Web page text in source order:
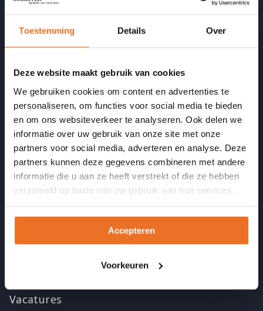
Toestemming Details Over
Deze website maakt gebruik van cookies
We gebruiken cookies om content en advertenties te
personaliseren, om functies voor social media te bieden
en om ons websiteverkeer te analyseren. Ook delen we
informatie over uw gebruik van onze site met onze
partners voor social media, adverteren en analyse. Deze
partners kunnen deze gegevens combineren met andere
informatie die u aan ze heeft verstrekt of die ze hebben
verzameld op basis van uw gebruik van hun services.
Accepteren
Voorkeuren
Artikelen
Podcast Vitaal door je LEEF-tijd
Opleidingsbudget formulier
Onze kwaliteit
Accreditaties en erkenningen
Beroepsverenigingen
Beste Opleider van NL
Reviews op klantenvertellen.nl
(Eigen praktijk)verhalen van oud-studenten
Vacatures